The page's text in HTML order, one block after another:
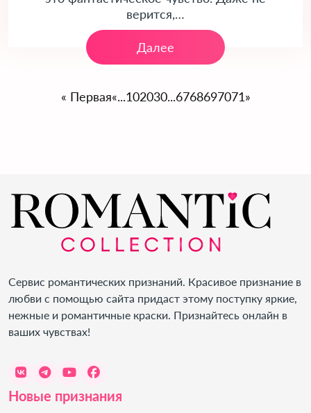
верится,…
Далее
« Первая«...102030...6768697071»
Сервис романтических признаний. Красивое признание в
любви с помощью сайта придаст этому поступку яркие,
нежные и романтичные краски. Признайтесь онлайн в
ваших чувствах!
Новые признания